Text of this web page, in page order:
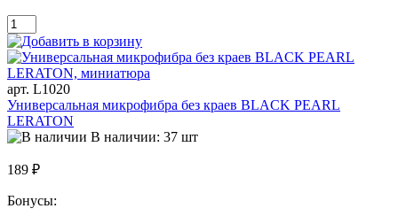
арт. L1020
Универсальная микрофибра без краев BLACK PEARL
LERATON
В наличии: 37 шт
189 ₽
Бонусы: